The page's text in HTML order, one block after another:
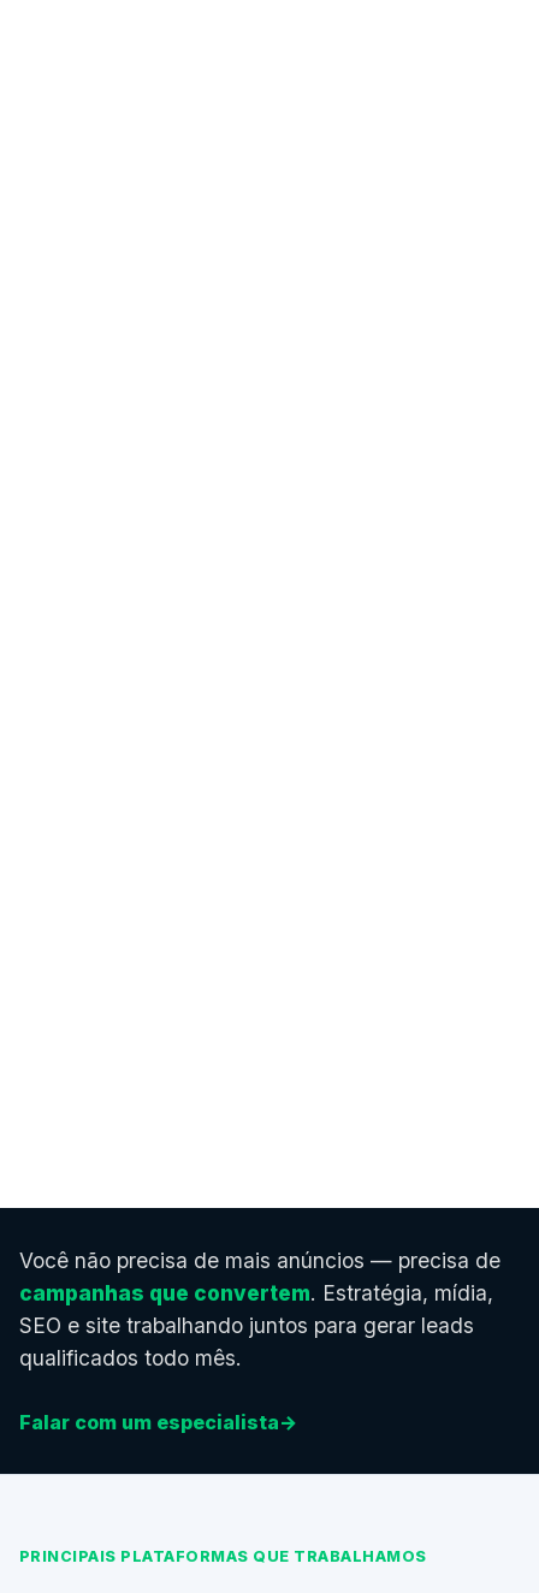
Você não precisa de mais anúncios — precisa de
campanhas que convertem. Estratégia, mídia,
SEO e site trabalhando juntos para gerar leads
qualificados todo mês.
Falar com um especialista→
PRINCIPAIS PLATAFORMAS QUE TRABALHAMOS